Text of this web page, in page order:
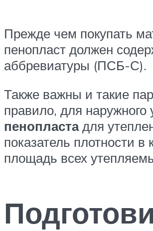
Прежде чем покупать
пенопласт должен
аббревиатуры (ПСБ-С).
Также важны и такие
правило, для
пенопластадля
показатель плотности
площадь всех